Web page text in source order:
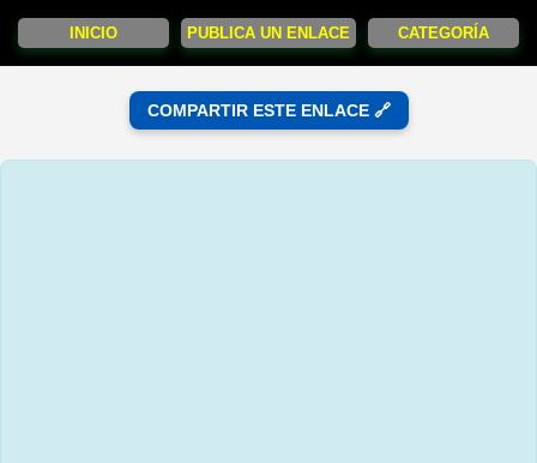
INICIO PUBLICA UN ENLACE CATEGORÍA
COMPARTIR ESTE ENLACE 🔗